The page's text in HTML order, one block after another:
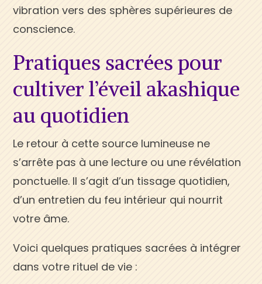
vibration vers des sphères supérieures de
conscience.
Pratiques sacrées pour
cultiver l’éveil akashique
au quotidien
Le retour à cette source lumineuse ne
s’arrête pas à une lecture ou une révélation
ponctuelle. Il s’agit d’un tissage quotidien,
d’un entretien du feu intérieur qui nourrit
votre âme.
Voici quelques pratiques sacrées à intégrer
dans votre rituel de vie :